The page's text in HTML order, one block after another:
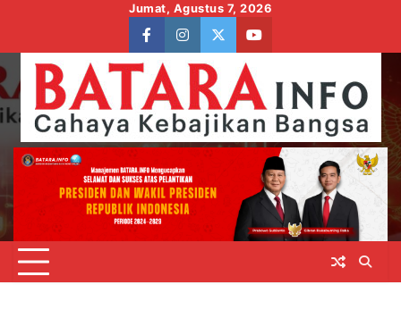
content
Jumat, Agustus 7, 2026
facebookinstagram
twitteryoutube